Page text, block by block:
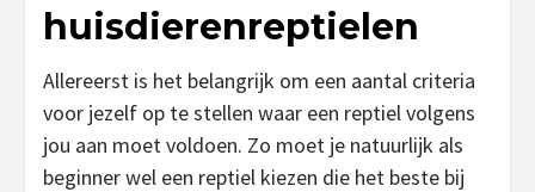
huisdierenreptielen
Allereerst is het belangrijk om een aantal criteria
voor jezelf op te stellen waar een reptiel volgens
jou aan moet voldoen. Zo moet je natuurlijk als
beginner wel een reptiel kiezen die het beste bij